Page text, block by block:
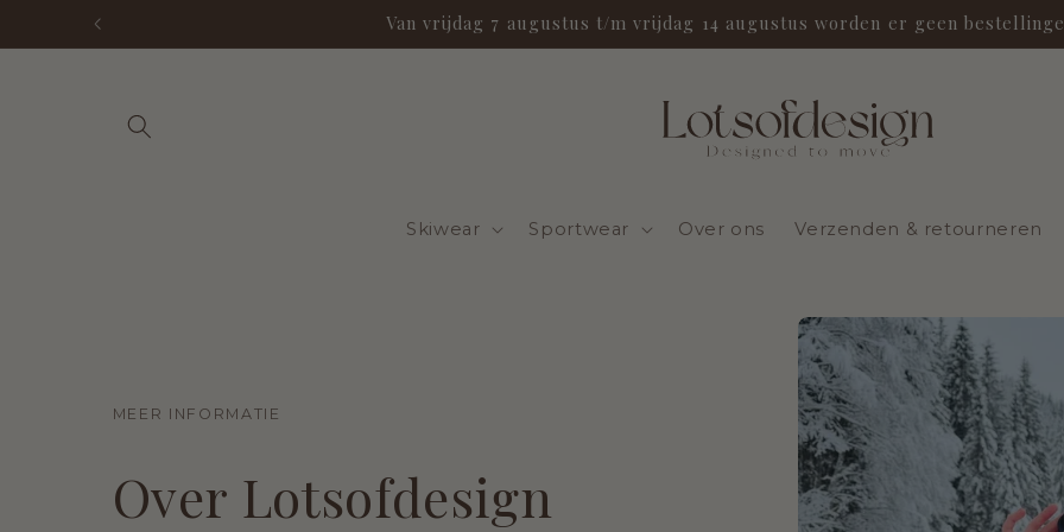
naar de
content
Van vrijdag 7 augustus t/m vrijdag 14 augustus worden er geen
Skiwear Sportwear Over ons Verzenden & retourneren
MEER INFORMATIE
Over Lotsofdesign